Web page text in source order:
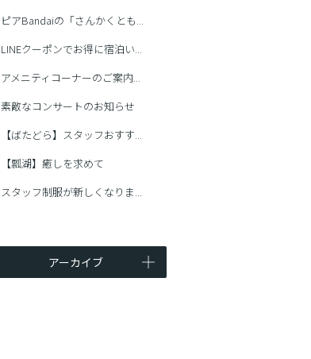
ピアBandaiの「さんかくとも...
LINEクーポンでお得に宿泊い...
アメニティコーナーのご案内...
素敵なコンサートのお知らせ
【ばたどら】スタッフおすす...
【瓢湖】癒しを求めて
スタッフ制服が新しくなりま...
アーカイブ